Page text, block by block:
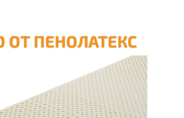
ОТ ПЕНОЛАТЕКС